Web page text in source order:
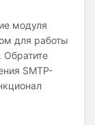
модуля
для работы
SMTP-